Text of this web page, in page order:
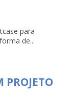
para
de...
PROJETO